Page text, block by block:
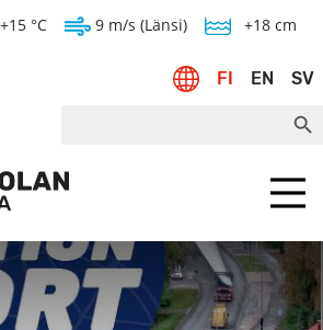
+15 °C 9 m/s (Länsi) +18 cm
FI EN SV
Menu